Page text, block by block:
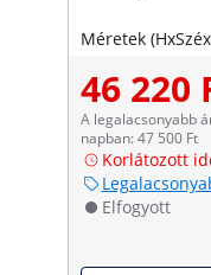
Méretek
46 220
A legalacsonyabb
napban: 47 500 Ft
Korlátozott
Elfogyott